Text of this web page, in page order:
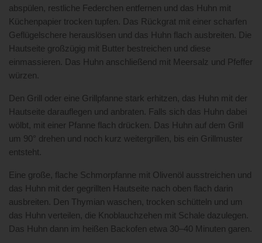
abspülen, restliche Federchen entfernen und das Huhn mit
Küchenpapier trocken tupfen. Das Rückgrat mit einer scharfen
Geflügelschere herauslösen und das Huhn flach ausbreiten. Die
Hautseite großzügig mit Butter bestreichen und diese
einmassieren. Das Huhn anschließend mit Meersalz und Pfeffer
würzen.
Den Grill oder eine Grillpfanne stark erhitzen, das Huhn mit der
Hautseite darauflegen und anbraten. Falls sich das Huhn dabei
wölbt, mit einer Pfanne flach drücken. Das Huhn auf dem Grill
um 90° drehen und noch kurz weitergrillen, bis ein Grillmuster
entsteht.
Eine große, flache Schmorpfanne mit Olivenöl ausstreichen und
das Huhn mit der gegrillten Hautseite nach oben flach darin
ausbreiten. Den Thymian waschen, trocken schütteln und um
das Huhn verteilen, die Knoblauchzehen mit Schale dazulegen.
Das Huhn dann im heißen Backofen etwa 30–40 Minuten garen.